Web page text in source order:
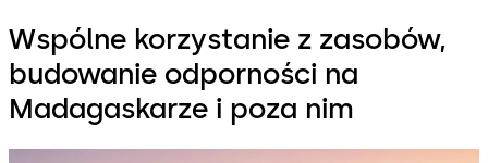
Wspólne korzystanie z zasobów,
budowanie odporności na
Madagaskarze i poza nim